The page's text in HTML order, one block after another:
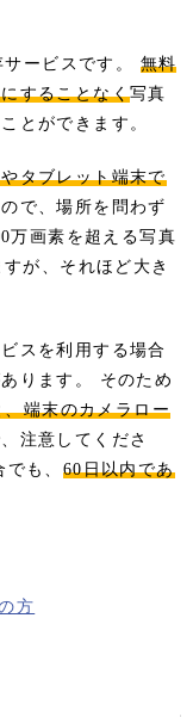
ービスです。 無料
することなく写真
とができます。
タブレット端末で
で、場所を問わず
万画素を超える写真
が、それほど大き
スを利用する場合
ります。 そのため
端末のカメラロー
注意してくださ
も、 60日以内であ
方